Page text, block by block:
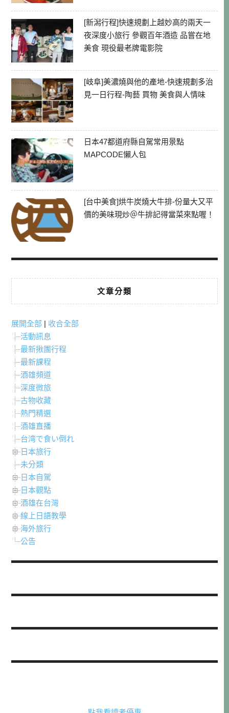
[新潟行程]快速規劃上越妙高的兩天一
夜深度小旅行 參觀百年酒造 品嘗在地
美食 現役最老牌電影院
[岐阜]美濃燒與他的產地-快速規劃多治
見一日行程-陶藝 買物 美食與人情味
日本47都道府縣自駕常用景點
MAPCODE懶人包
[台中美食]烘牛炭燒大牛排-份量大又平
價的美味現炒＠牛排記得當菜來點喔！
文章分類
展開全部 | 收合全部
活動訊息
最新揪團行程
最新課程
酒雄頻道
深度微旅
古物收藏
熱門精選
酒雄直播
台湾で食い倒れ
日本旅行
未分類
日本自駕
日本觀點
酒雄在台灣
線上日語教學
海外旅行
公告